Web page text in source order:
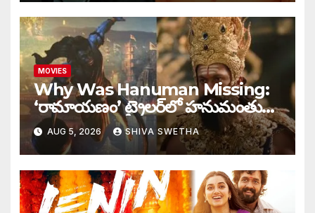
MOVIES
Why Was Hanuman Missing:
‘రామాయణం’ ట్రైలర్‌లో హనుమంతుడు
ఎందుకు కనిపించలేదు…
AUG 5, 2026 SHIVA SWETHA